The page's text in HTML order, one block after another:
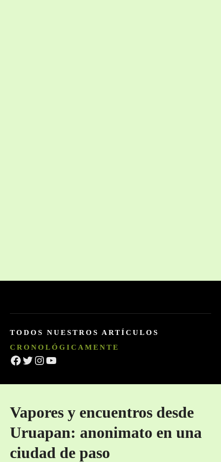
TODOS NUESTROS ARTÍCULOS
CRONOLÓGICAMENTE
Facebook Twitter Instagram YouTube
Vapores y encuentros desde
Uruapan: anonimato en una
ciudad de paso